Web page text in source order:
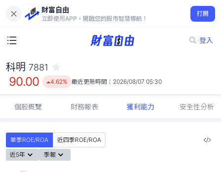
財富自由
立即使用APP，開啟您的股市智慧導航！
打開
登入
90.00
4.62%
科明 7881
90.00 4.62% 最近更新時間： 2026/08/07 05:30
個股概覽 財務報表 獲利能力 安全性分析
單季ROE/ROA
近四季ROE/ROA
近5年
季報